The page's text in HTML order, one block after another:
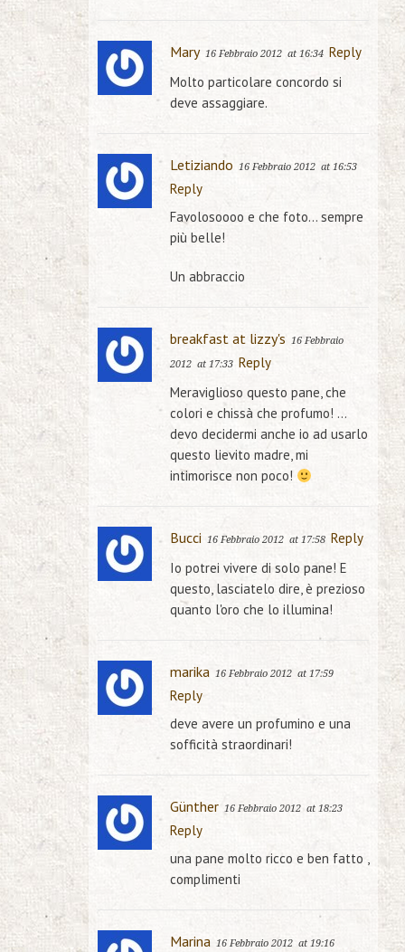
Mary 16 Febbraio 2012 at 16:34 Reply
Molto particolare concordo si
deve assaggiare.
Letiziando 16 Febbraio 2012 at 16:53
Reply
Favolosoooo e che foto… sempre
più belle!
Un abbraccio
breakfast at lizzy's 16 Febbraio
2012 at 17:33 Reply
Meraviglioso questo pane, che
colori e chissà che profumo! …
devo decidermi anche io ad usarlo
questo lievito madre, mi
intimorisce non poco!
Bucci 16 Febbraio 2012 at 17:58 Reply
Io potrei vivere di solo pane! E
questo, lasciatelo dire, è prezioso
quanto l'oro che lo illumina!
marika 16 Febbraio 2012 at 17:59
Reply
deve avere un profumino e una
sofficità straordinari!
Günther 16 Febbraio 2012 at 18:23
Reply
una pane molto ricco e ben fatto ,
complimenti
Marina 16 Febbraio 2012 at 19:16